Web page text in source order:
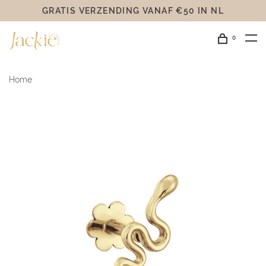
GRATIS VERZENDING VANAF €50 IN NL
0
Home